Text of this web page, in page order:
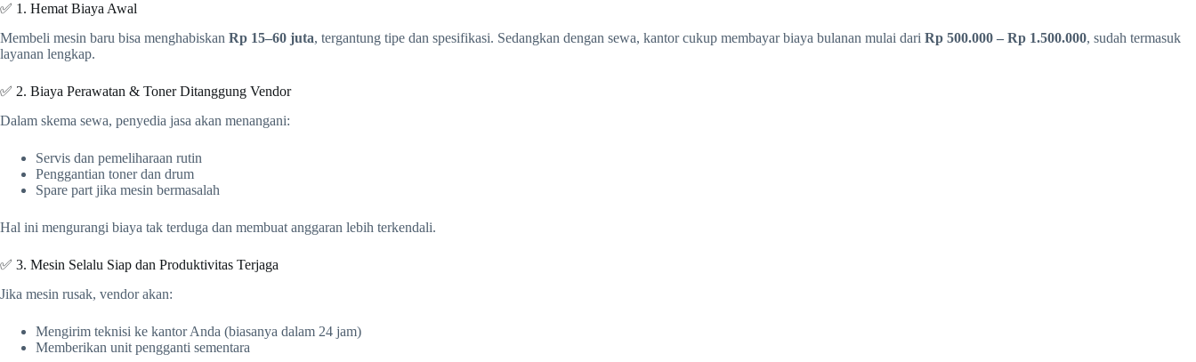
✅ 1. Hemat Biaya Awal
Membeli mesin baru bisa menghabiskan Rp 15–60 juta, tergantung tipe dan spesifikasi. Sedangkan dengan sewa, kantor cukup membayar biaya bulanan mulai dari Rp 500.000 – Rp 1.500.000, sudah termasuk
layanan lengkap.
✅ 2. Biaya Perawatan & Toner Ditanggung Vendor
Dalam skema sewa, penyedia jasa akan menangani:
Servis dan pemeliharaan rutin
Penggantian toner dan drum
Spare part jika mesin bermasalah
Hal ini mengurangi biaya tak terduga dan membuat anggaran lebih terkendali.
✅ 3. Mesin Selalu Siap dan Produktivitas Terjaga
Jika mesin rusak, vendor akan:
Mengirim teknisi ke kantor Anda (biasanya dalam 24 jam)
Memberikan unit pengganti sementara